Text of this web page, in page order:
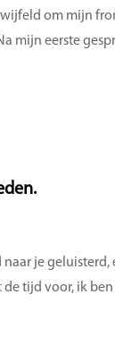
om mijn
mijn eerste
je geluisterd,
de tijd voor, ik